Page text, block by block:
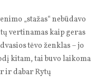
„stažas“ nebūdavo
vertinamas kaip geras
tėvo ženklas – jo
kitam, tai buvo laikoma
ir dabar Rytų